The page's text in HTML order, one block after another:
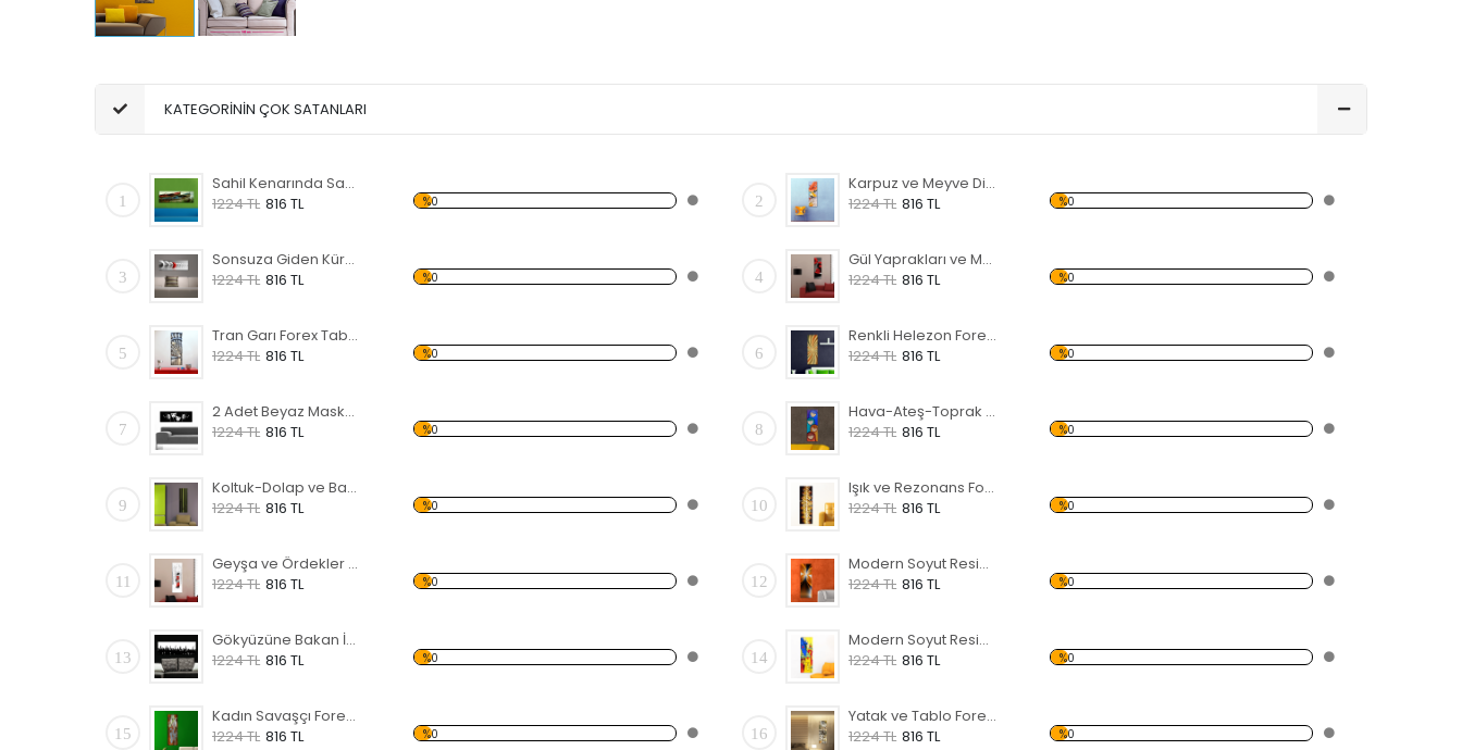
KATEGORİNİN ÇOK SATANLARI
1
Sahil Kenarında Sandal Forex Tablo
1224 TL 816 TL %0 2
Karpuz ve Meyve Dilimleri Forex Tablo
1224 TL 816 TL %0
3
Sonsuza Giden Küreler Forex Tablo
1224 TL 816 TL %0 4
Gül Yaprakları ve Metal Forex Tablo
1224 TL 816 TL %0
5
Tran Garı Forex Tablo
1224 TL 816 TL %0 6
Renkli Helezon Forex Tablo
1224 TL 816 TL %0
7
2 Adet Beyaz Maske Forex Tablo
1224 TL 816 TL %0 8
Hava-Ateş-Toprak Su Forex Tablo
1224 TL 816 TL %0
9
Koltuk-Dolap ve Bambu Forex Tablo
1224 TL 816 TL %0 10
Işık ve Rezonans Forex Tablo
1224 TL 816 TL %0
11
Geyşa ve Ördekler Forex Tablo
1224 TL 816 TL %0 12
Modern Soyut Resim 3 Forex Tablo
1224 TL 816 TL %0
13
Gökyüzüne Bakan İnsanlar Forex Tablo
1224 TL 816 TL %0 14
Modern Soyut Resim Evler Forex Tablo
1224 TL 816 TL %0
15
Kadın Savaşçı Forex Tablo
1224 TL 816 TL %0 16
Yatak ve Tablo Forex Tablo
1224 TL 816 TL %0